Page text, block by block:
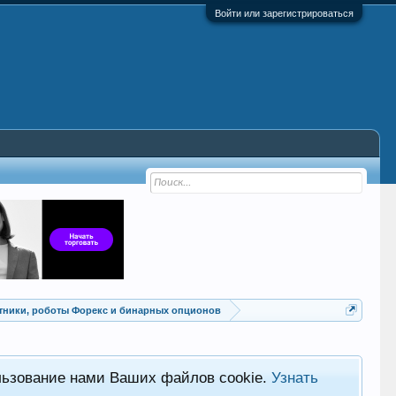
Войти или зарегистрироваться
Советники, роботы Форекс и бинарных опционов
нами Ваших файлов cookie.Узнать